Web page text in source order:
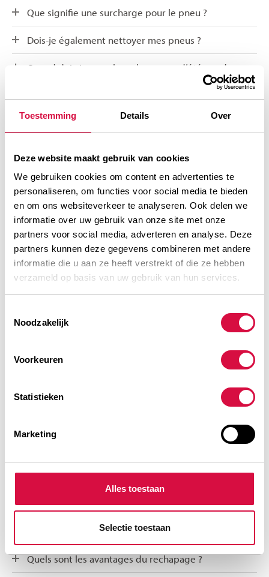
Toestemming Details Over
Deze website maakt gebruik van cookies
We gebruiken cookies om content en advertenties te
personaliseren, om functies voor social media te bieden
en om ons websiteverkeer te analyseren. Ook delen we
informatie over uw gebruik van onze site met onze
partners voor social media, adverteren en analyse. Deze
partners kunnen deze gegevens combineren met andere
informatie die u aan ze heeft verstrekt of die ze hebben
verzameld op basis van uw gebruik van hun services.
Noodzakelijk
Voorkeuren
Statistieken
Marketing
Alles toestaan
Selectie toestaan
Que signifie une surcharge pour le pneu ?
Dois-je également nettoyer mes pneus ?
Quand dois-je remplacer les pneus d’été par des
Comment conserver mes pneus d’été ou d’hiver ?
Pourquoi le label UE ?
Quand avez-vous contrôlé pour la dernière fois votre
roue de secours ?
Qu’est-ce que le contact avec la chaussée ?
Comment monter sur un trottoir ?
Avec quelle fréquence dois-je contrôler la pression
À quoi dois-je faire attention lors de la mesure de la
Que signifie le fait qu’Aeolus produise de manière «
d’entreprise Aeolus ?
Quel sont les avantages du reprofilage ?
Quels sont les avantages du rechapage ?